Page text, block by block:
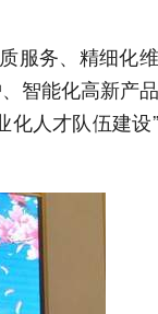
服务、精细化
智能化高新产
化人才队伍建设